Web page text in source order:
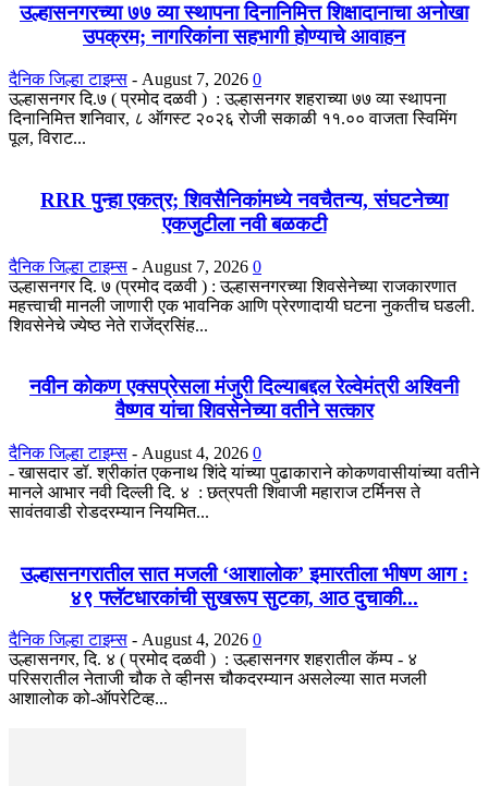
उल्हासनगरच्या ७७ व्या स्थापना दिनानिमित्त शिक्षादानाचा अनोखा
उपक्रम; नागरिकांना सहभागी होण्याचे आवाहन
दैनिक जिल्हा टाइम्स - August 7, 2026 0
उल्हासनगर दि.७ ( प्रमोद दळवी ) : उल्हासनगर शहराच्या ७७ व्या स्थापना
दिनानिमित्त शनिवार, ८ ऑगस्ट २०२६ रोजी सकाळी ११.०० वाजता स्विमिंग
पूल, विराट...
RRR पुन्हा एकत्र; शिवसैनिकांमध्ये नवचैतन्य, संघटनेच्या
एकजुटीला नवी बळकटी
दैनिक जिल्हा टाइम्स - August 7, 2026 0
उल्हासनगर दि. ७ (प्रमोद दळवी ) : उल्हासनगरच्या शिवसेनेच्या राजकारणात
महत्त्वाची मानली जाणारी एक भावनिक आणि प्रेरणादायी घटना नुकतीच घडली.
शिवसेनेचे ज्येष्ठ नेते राजेंद्रसिंह...
नवीन कोकण एक्सप्रेसला मंजुरी दिल्याबद्दल रेल्वेमंत्री अश्विनी
वैष्णव यांचा शिवसेनेच्या वतीने सत्कार
दैनिक जिल्हा टाइम्स - August 4, 2026 0
- खासदार डॉ. श्रीकांत एकनाथ शिंदे यांच्या पुढाकाराने कोकणवासीयांच्या वतीने
मानले आभार नवी दिल्ली दि. ४ : छत्रपती शिवाजी महाराज टर्मिनस ते
सावंतवाडी रोडदरम्यान नियमित...
उल्हासनगरातील सात मजली ‘आशालोक’ इमारतीला भीषण आग :
४९ फ्लॅटधारकांची सुखरूप सुटका, आठ दुचाकी...
दैनिक जिल्हा टाइम्स - August 4, 2026 0
उल्हासनगर, दि. ४ ( प्रमोद दळवी ) : उल्हासनगर शहरातील कॅम्प - ४
परिसरातील नेताजी चौक ते व्हीनस चौकदरम्यान असलेल्या सात मजली
आशालोक को-ऑपरेटिव्ह...